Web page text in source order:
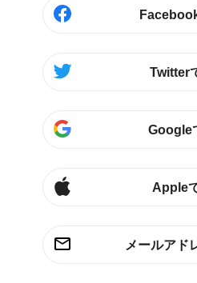
Twitter
Google
Apple
メールアド